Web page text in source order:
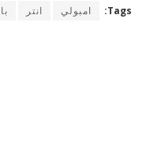
Tags: امبولي انتر